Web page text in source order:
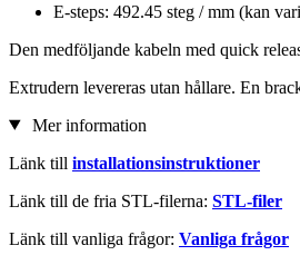
E-steps: 492.45 steg / mm (kan
Den medföljande kabeln med quick
Extrudern levereras utan hållare. En
Mer information
Länk till installationsinstruktioner
Länk till de fria STL-filerna: STL-filer
Länk till vanliga frågor: Vanliga frågor